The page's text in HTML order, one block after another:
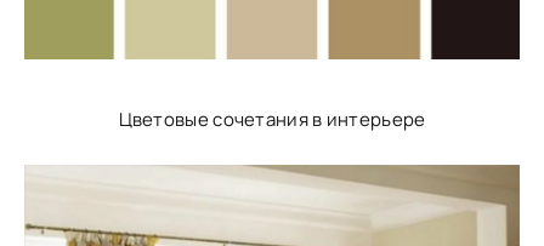
Цветовые сочетания в интерьере